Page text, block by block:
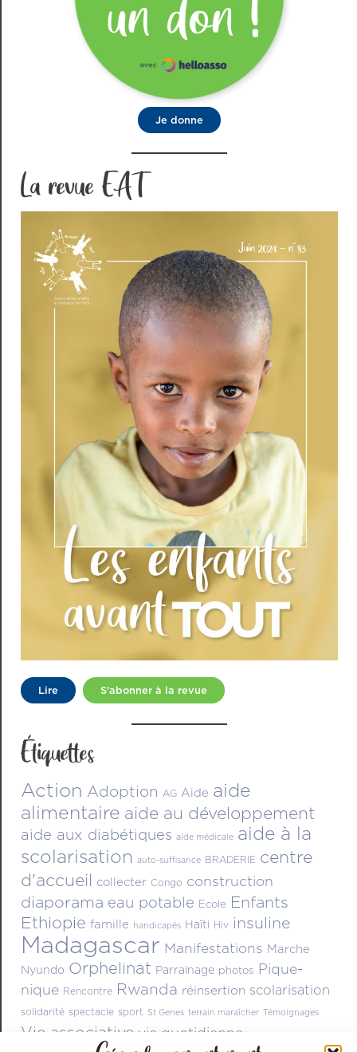
Je donne
La revue EAT
Lire S’abonner à la revue
Étiquettes
Action Adoption AG Aide aide
alimentaire aide au développement
aide aux diabétiques aide médicale aide à la
scolarisation auto-suffisance BRADERIE centre
d'accueil collecter Congo construction
diaporama eau potable Ecole Enfants
Ethiopie famille handicapés Haïti Hiv insuline
Madagascar Manifestations Marche
Nyundo Orphelinat Parrainage photos Pique-
nique Rencontre Rwanda réinsertion scolarisation
solidarité spectacle sport St Genes terrain maraîcher Témoignages
Vie associative vie quotidienne